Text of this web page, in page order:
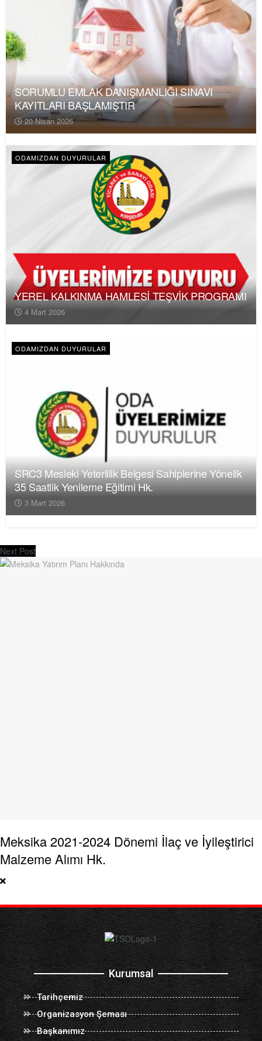
SORUMLU EMLAK DANIŞMANLIĞI SINAVI
KAYITLARI BAŞLAMIŞTIR
20 Nisan 2026
ODAMIZDAN DUYURULAR
YEREL KALKINMA HAMLESİ TEŞVİK PROGRAMI
4 Mart 2026
ODAMIZDAN DUYURULAR
SRC3 Mesleki Yeterlilik Belgesi Sahiplerine Yönelik
35 Saatlik Yenileme Eğitimi Hk.
3 Mart 2026
Next Post
Meksika 2021-2024 Dönemi İlaç ve İyileştirici
Malzeme Alımı Hk.
Kurumsal
Tarihçemiz
Organizasyon Şeması
Başkanımız